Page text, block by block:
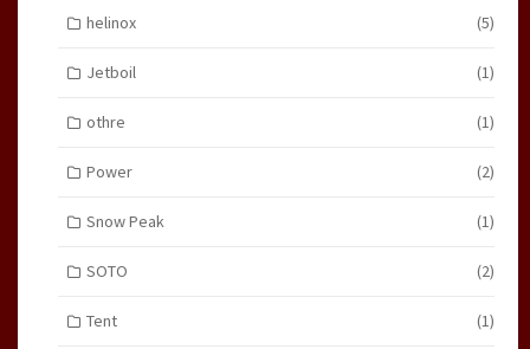
helinox (5)
Jetboil (1)
othre (1)
Power (2)
Snow Peak (1)
SOTO (2)
Tent (1)